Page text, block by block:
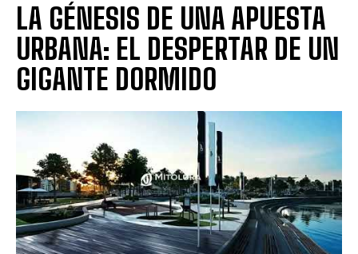
LA GÉNESIS DE UNA APUESTA
URBANA: EL DESPERTAR DE UN
GIGANTE DORMIDO